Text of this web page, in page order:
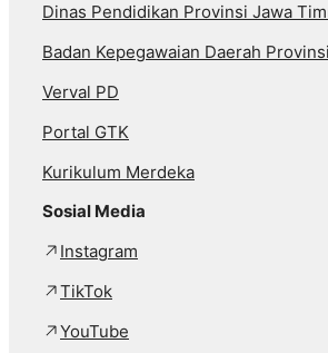
Dinas Pendidikan Provinsi Jawa
Badan Kepegawaian Daerah
Verval PD
Portal GTK
Kurikulum Merdeka
Sosial Media
Instagram
TikTok
YouTube